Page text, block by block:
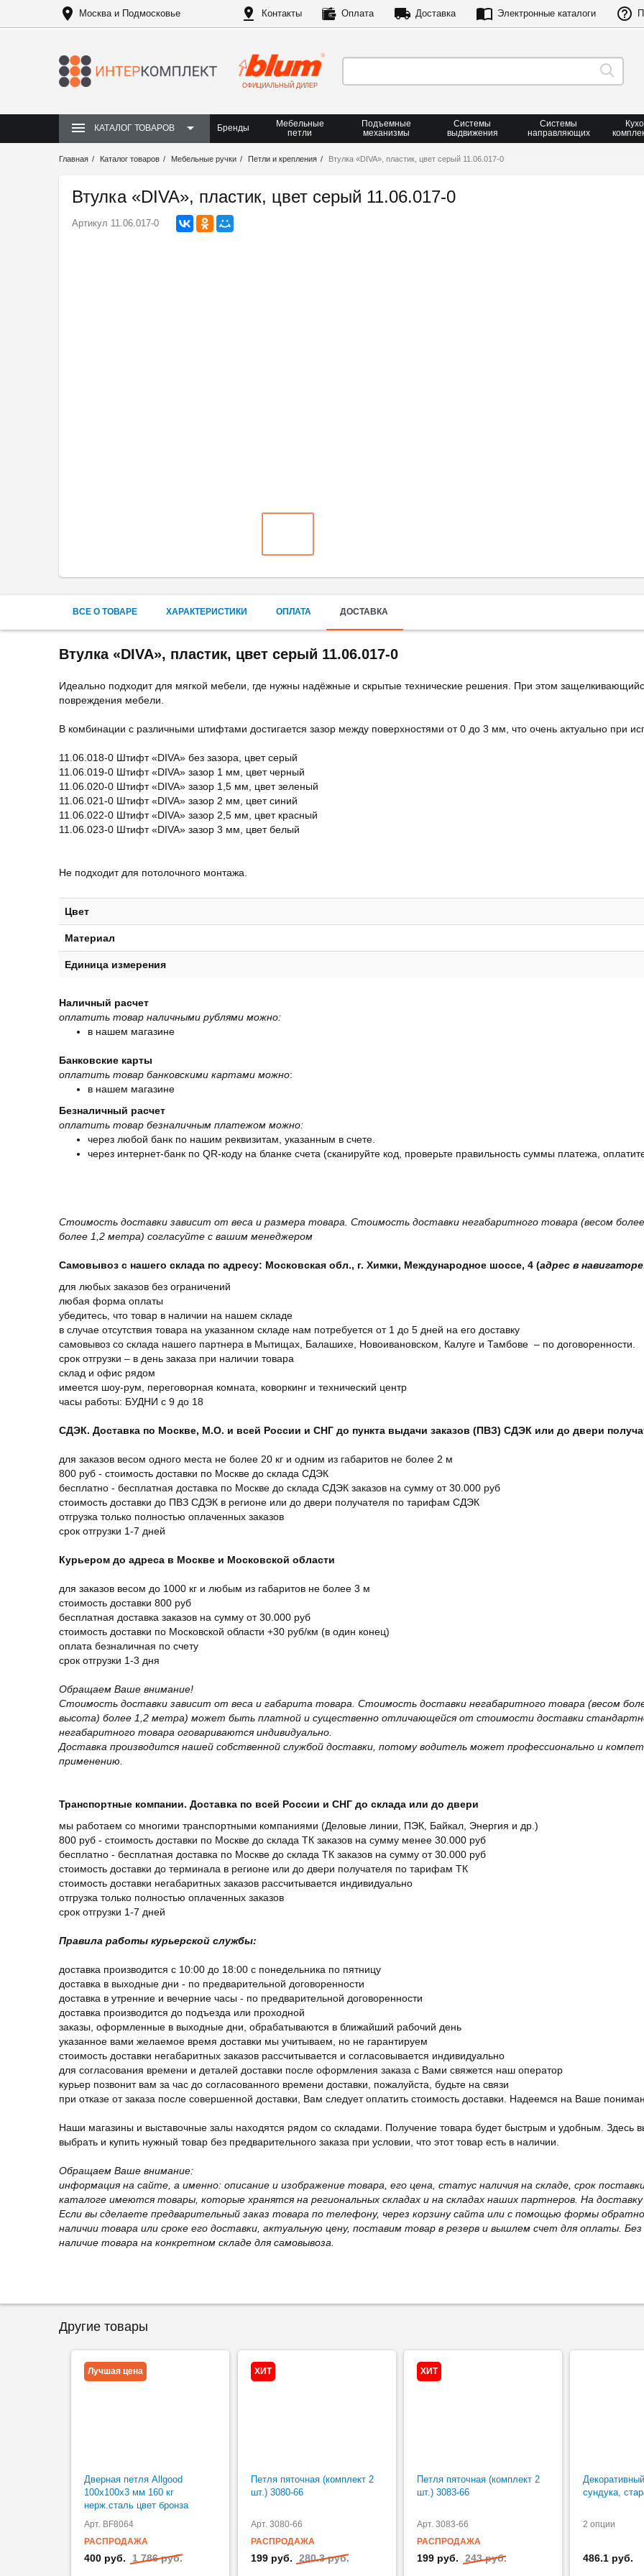
Москва и Подмосковье Контакты Оплата Доставка Электронные каталоги
ОФИЦИАЛЬНЫЙ ДИЛЕР
КАТАЛОГ ТОВАРОВ Бренды
Мебельные
петли
Подъемные
механизмы
Системы
выдвижения
Системы
направляющих
Главная Каталог товаров Мебельные ручки Петли и крепления Втулка «DIVA», пластик, цвет серый 11.06.017-0
Втулка «DIVA», пластик, цвет серый 11.06.017-0
Артикул 11.06.017-0
ВСЕ О ТОВАРЕ ХАРАКТЕРИСТИКИ ОПЛАТА ДОСТАВКА
Втулка «DIVA», пластик, цвет серый 11.06.017-0
Идеально подходит для мягкой мебели, где нужны надёжные и скрытые технические решения. При этом
повреждения мебели.
В комбинации с различными штифтами достигается зазор между поверхностями от 0 до 3 мм, что очень актуально при
11.06.018-0 Штифт «DIVA» без зазора, цвет серый
11.06.019-0 Штифт «DIVA» зазор 1 мм, цвет черный
11.06.020-0 Штифт «DIVA» зазор 1,5 мм, цвет зеленый
11.06.021-0 Штифт «DIVA» зазор 2 мм, цвет синий
11.06.022-0 Штифт «DIVA» зазор 2,5 мм, цвет красный
11.06.023-0 Штифт «DIVA» зазор 3 мм, цвет белый
Не подходит для потолочного монтажа.
Цвет
Материал
Единица измерения
Наличный расчет
оплатить товар наличными рублями можно:
в нашем магазине
Банковские карты
оплатить товар банковскими картами можно:
в нашем магазине
Безналичный расчет
оплатить товар безналичным платежом можно:
через любой банк по нашим реквизитам, указанным в счете.
через интернет-банк по QR-коду на бланке счета (сканируйте код, проверьте правильность суммы платежа,
Стоимость доставки зависит от веса и размера товара. Стоимость доставки негабаритного товара (весом
более 1,2 метра) согласуйте с вашим менеджером
Самовывоз с нашего склада по адресу: Московская обл., г. Химки, Международное шоссе, 4 (адрес в
для любых заказов без ограничений
любая форма оплаты
убедитесь, что товар в наличии на нашем складе
в случае отсутствия товара на указанном складе нам потребуется от 1 до 5 дней на его доставку
самовывоз со склада нашего партнера в Мытищах, Балашихе, Новоивановском, Калуге и Тамбове – по договоренности.
срок отгрузки – в день заказа при наличии товара
склад и офис рядом
имеется шоу-рум, переговорная комната, коворкинг и технический центр
часы работы: БУДНИ с 9 до 18
СДЭК. Доставка по Москве, М.О. и всей России и СНГ до пункта выдачи заказов (ПВЗ) СДЭК или до двери
для заказов весом одного места не более 20 кг и одним из габаритов не более 2 м
800 руб - стоимость доставки по Москве до склада СДЭК
бесплатно - бесплатная доставка по Москве до склада СДЭК заказов на сумму от 30.000 руб
стоимость доставки до ПВЗ СДЭК в регионе или до двери получателя по тарифам СДЭК
отгрузка только полностью оплаченных заказов
срок отгрузки 1-7 дней
Курьером до адреса в Москве и Московской области
для заказов весом до 1000 кг и любым из габаритов не более 3 м
стоимость доставки 800 руб
бесплатная доставка заказов на сумму от 30.000 руб
стоимость доставки по Московской области +30 руб/км (в один конец)
оплата безналичная по счету
срок отгрузки 1-3 дня
Обращаем Ваше внимание!
Стоимость доставки зависит от веса и габарита товара. Стоимость доставки негабаритного товара (весом
высота) более 1,2 метра) может быть платной и существенно отличающейся от стоимости доставки
негабаритного товара оговариваются индивидуально.
Доставка производится нашей собственной службой доставки, потому водитель может профессионально и
применению.
Транспортные компании. Доставка по всей России и СНГ до склада или до двери
мы работаем со многими транспортными компаниями (Деловые линии, ПЭК, Байкал, Энергия и др.)
800 руб - стоимость доставки по Москве до склада ТК заказов на сумму менее 30.000 руб
бесплатно - бесплатная доставка по Москве до склада ТК заказов на сумму от 30.000 руб
стоимость доставки до терминала в регионе или до двери получателя по тарифам ТК
стоимость доставки негабаритных заказов рассчитывается индивидуально
отгрузка только полностью оплаченных заказов
срок отгрузки 1-7 дней
Правила работы курьерской службы:
доставка производится с 10:00 до 18:00 с понедельника по пятницу
доставка в выходные дни - по предварительной договоренности
доставка в утренние и вечерние часы - по предварительной договоренности
доставка производится до подъезда или проходной
заказы, оформленные в выходные дни, обрабатываются в ближайший рабочий день
указанное вами желаемое время доставки мы учитываем, но не гарантируем
стоимость доставки негабаритных заказов рассчитывается и согласовывается индивидуально
для согласования времени и деталей доставки после оформления заказа с Вами свяжется наш оператор
курьер позвонит вам за час до согласованного времени доставки, пожалуйста, будьте на связи
при отказе от заказа после совершенной доставки, Вам следует оплатить стоимость доставки. Надеемся на Ваше
Наши магазины и выставочные залы находятся рядом со складами. Получение товара будет быстрым и удобным. Здесь
выбрать и купить нужный товар без предварительного заказа при условии, что этот товар есть в наличии.
Обращаем Ваше внимание:
информация на сайте, а именно: описание и изображение товара, его цена, статус наличия на складе, срок
каталоге имеются товары, которые хранятся на региональных складах и на складах наших партнеров. На
Если вы сделаете предварительный заказ товара по телефону, через корзину сайта или с помощью формы
наличии товара или сроке его доставки, актуальную цену, поставим товар в резерв и вышлем счет для оплаты.
наличие товара на конкретном складе для самовывоза.
Другие товары
Лучшая цена
Дверная петля Allgood
100х100х3 мм 160 кг
нерж.сталь цвет бронза
Арт. BF8064
РАСПРОДАЖА
400 руб. 1 786 руб.
ХИТ
Петля пяточная (комплект 2
шт.) 3080-66
Арт. 3080-66
РАСПРОДАЖА
199 руб. 280.3 руб.
ХИТ
Петля пяточная (комплект 2
шт.) 3083-66
Арт. 3083-66
РАСПРОДАЖА
199 руб. 243 руб.
сундука,
2 опции
486.1 руб.